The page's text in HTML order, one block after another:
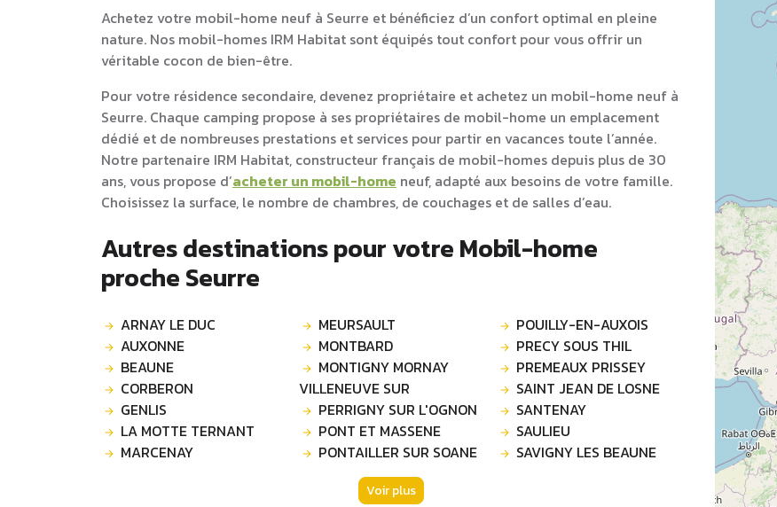
Achetez votre mobil-home neuf à Seurre et bénéficiez d’un confort optimal en pleine
nature. Nos mobil-homes IRM Habitat sont équipés tout confort pour vous offrir un
véritable cocon de bien-être.
Pour votre résidence secondaire, devenez propriétaire et achetez un mobil-home neuf à
Seurre. Chaque camping propose à ses propriétaires de mobil-home un emplacement
dédié et de nombreuses prestations et services pour partir en vacances toute l’année.
Notre partenaire IRM Habitat, constructeur français de mobil-homes depuis plus de 30
ans, vous propose d’acheter un mobil-home neuf, adapté aux besoins de votre famille.
Choisissez la surface, le nombre de chambres, de couchages et de salles d’eau.
Autres destinations pour votre Mobil-home
proche Seurre
ARNAY LE DUC
AUXONNE
BEAUNE
CORBERON
GENLIS
LA MOTTE TERNANT
MARCENAY
MEURSAULT
MONTBARD
MONTIGNY MORNAY
VILLENEUVE SUR
PERRIGNY SUR L'OGNON
PONT ET MASSENE
PONTAILLER SUR SOANE
POUILLY-EN-AUXOIS
PRECY SOUS THIL
PREMEAUX PRISSEY
SAINT JEAN DE LOSNE
SANTENAY
SAULIEU
SAVIGNY LES BEAUNE
Voir plus